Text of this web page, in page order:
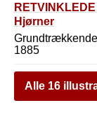
Hjørner
1885
Alle 16